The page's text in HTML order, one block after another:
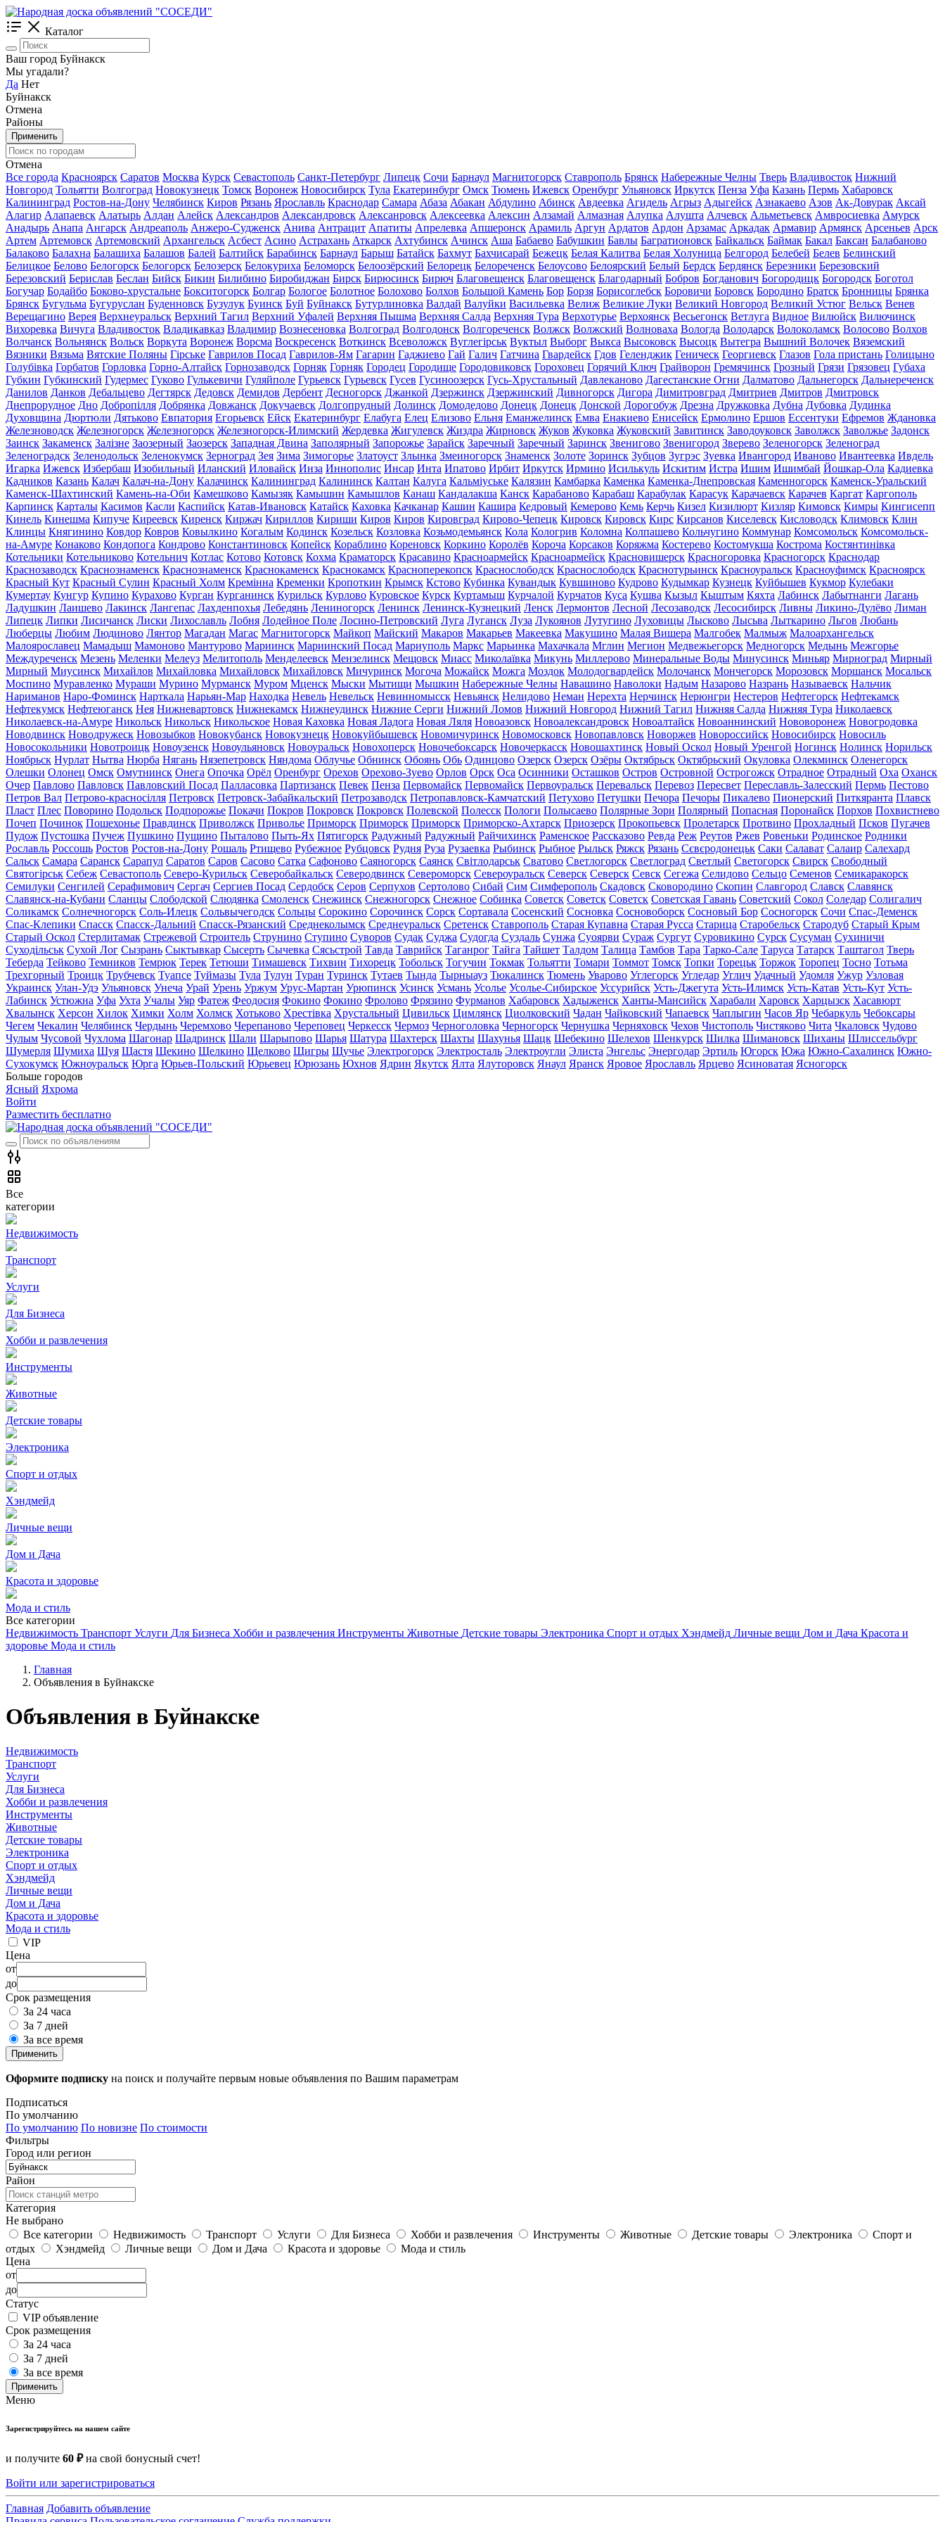
Каталог
Ваш город Буйнакск
Мы угадали?
Да Нет
Буйнакск
Отмена
Районы
Применить
Отмена
Все города Красноярск Саратов Москва Курск Севастополь Санкт-Петербург Липецк Сочи Барнаул Магнитогорск Ставрополь Брянск Набережные Челны Тверь Владивосток Нижний
Новгород Тольятти Волгоград Новокузнецк Томск Воронеж Новосибирск Тула Екатеринбург Омск Тюмень Ижевск Оренбург Ульяновск Иркутск Пенза Уфа Казань Пермь Хабаровск
Калининград Ростов-на-Дону Челябинск Киров Рязань Ярославль Краснодар Самара Абаза Абакан Абдулино Абинск Авдеевка Агидель Агрыз Адыгейск Азнакаево Азов Ак-Довурак Аксай
Алагир Алапаевск Алатырь Алдан Алейск Александров Александровск Алексанровск Алексеевка Алексин Алзамай Алмазная Алупка Алушта Алчевск Альметьевск Амвросиевка Амурск
Анадырь Анапа Ангарск Андреаполь Анжеро-Судженск Анива Антрацит Апатиты Апрелевка Апшеронск Арамиль Аргун Ардатов Ардон Арзамас Аркадак Армавир Армянск Арсеньев Арск
Артем Артемовск Артемовский Архангельск Асбест Асино Астрахань Аткарск Ахтубинск Ачинск Аша Бабаево Бабушкин Бавлы Багратионовск Байкальск Баймак Бакал Баксан Балабаново
Балаково Балахна Балашиха Балашов Балей Балтийск Барабинск Барнаул Барыш Батайск Бахмут Бахчисарай Бежецк Белая Калитва Белая Холуница Белгород Белебей Белев Белинский
Белицкое Белово Белогорск Белогорск Белозерск Белокуриха Беломорск Белоозёрский Белорецк Белореченск Белоусово Белоярский Белый Бердск Бердянск Березники Березовский
Березовский Берислав Беслан Бийск Бикин Билибино Биробиджан Бирск Бирюсинск Бирюч Благовещенск Благовещенск Благодарный Бобров Богданович Богородицк Богородск Боготол
Богучар Бодайбо Боково-хрустальне Бокситогорск Болгар Бологое Болотное Болохово Болхов Большой Камень Бор Борзя Борисоглебск Боровичи Боровск Бородино Братск Бронницы Брянка
Брянск Бугульма Бугуруслан Буденновск Бузулук Буинск Буй Буйнакск Бутурлиновка Валдай Валуйки Васильевка Велиж Великие Луки Великий Новгород Великий Устюг Вельск Венев
Верещагино Верея Верхнеуральск Верхний Тагил Верхний Уфалей Верхняя Пышма Верхняя Салда Верхняя Тура Верхотурье Верхоянск Весьегонск Ветлуга Видное Вилюйск Вилючинск
Вихоревка Вичуга Владивосток Владикавказ Владимир Вознесеновка Волгоград Волгодонск Волгореченск Волжск Волжский Волноваха Вологда Володарск Волоколамск Волосово Волхов
Волчанск Вольнянск Вольск Воркута Воронеж Ворсма Воскресенск Воткинск Всеволожск Вуглегірськ Вуктыл Выборг Выкса Высоковск Высоцк Вытегра Вышний Волочек Вяземский
Вязники Вязьма Вятские Поляны Гірське Гаврилов Посад Гаврилов-Ям Гагарин Гаджиево Гай Галич Гатчина Гвардейск Гдов Геленджик Геническ Георгиевск Глазов Гола пристань Голицыно
Голубівка Горбатов Горловка Горно-Алтайск Горнозаводск Горняк Горняк Городец Городище Городовиковск Гороховец Горячий Ключ Грайворон Гремячинск Грозный Грязи Грязовец Губаха
Губкин Губкинский Гудермес Гуково Гулькевичи Гуляйполе Гурьевск Гурьевск Гусев Гусиноозерск Гусь-Хрустальный Давлеканово Дагестанские Огни Далматово Дальнегорск Дальнереченск
Данилов Данков Дебальцево Дегтярск Дедовск Демидов Дербент Десногорск Джанкой Дзержинск Дзержинский Дивногорск Дигора Димитровград Дмитриев Дмитров Дмитровск
Днепрорудное Дно Добропілля Добрянка Довжанск Докучаевск Долгопрудный Долинск Домодедово Донецк Донецк Донской Дорогобуж Дрезна Дружковка Дубна Дубовка Дудинка
Духовщина Дюртюли Дятьково Евпатория Егорьевск Ейск Екатеринбург Елабуга Елец Елизово Ельня Еманжелинск Емва Енакиево Енисейск Ермолино Ершов Ессентуки Ефремов Ждановка
Железноводск Железногорск Железногорск Железногорск-Илимский Жердевка Жигулевск Жиздра Жирновск Жуков Жуковка Жуковский Завитинск Заводоуковск Заволжск Заволжье Задонск
Заинск Закаменск Залізне Заозерный Заозерск Западная Двина Заполярный Запорожье Зарайск Заречный Заречный Заринск Звенигово Звенигород Зверево Зеленогорск Зеленоград
Зеленоградск Зеленодольск Зеленокумск Зерноград Зея Зима Зимогорье Златоуст Злынка Змеиногорск Знаменск Золоте Зоринск Зубцов Зугрэс Зуевка Ивангород Иваново Ивантеевка Ивдель
Игарка Ижевск Избербаш Изобильный Иланский Иловайск Инза Иннополис Инсар Инта Ипатово Ирбит Иркутск Ирмино Исилькуль Искитим Истра Ишим Ишимбай Йошкар-Ола Кадиевка
Кадников Казань Калач Калач-на-Дону Калачинск Калининград Калининск Калтан Калуга Кальміуське Калязин Камбарка Каменка Каменка-Днепровская Каменногорск Каменск-Уральский
Каменск-Шахтинский Камень-на-Оби Камешково Камызяк Камышин Камышлов Канаш Кандалакша Канск Карабаново Карабаш Карабулак Карасук Карачаевск Карачев Каргат Каргополь
Карпинск Карталы Касимов Касли Каспийск Катав-Ивановск Катайск Каховка Качканар Кашин Кашира Кедровый Кемерово Кемь Керчь Кизел Кизилюрт Кизляр Кимовск Кимры Кингисепп
Кинель Кинешма Кипуче Киреевск Киренск Киржач Кириллов Кириши Киров Киров Кировград Кирово-Чепецк Кировск Кировск Кирс Кирсанов Киселевск Кисловодск Климовск Клин
Клинцы Княгинино Ковдор Ковров Ковылкино Когалым Кодинск Козельск Козловка Козьмодемьянск Кола Кологрив Коломна Колпашево Кольчугино Коммунар Комсомольск Комсомольск-
на-Амуре Конаково Кондопога Кондрово Константиновск Копейск Кораблино Кореновск Коркино Королёв Короча Корсаков Коряжма Костерево Костомукша Кострома Костянтинівка
Котельники Котельниково Котельнич Котлас Котово Котовск Кохма Краматорск Красавино Красноармейск Красноармейск Красновишерск Красногоровка Красногорск Краснодар
Краснозаводск Краснознаменск Краснознаменск Краснокаменск Краснокамск Красноперекопск Краснослободск Краснослободск Краснотурьинск Красноуральск Красноуфимск Красноярск
Красный Кут Красный Сулин Красный Холм Кремінна Кременки Кропоткин Крымск Кстово Кубинка Кувандык Кувшиново Кудрово Кудымкар Кузнецк Куйбышев Кукмор Кулебаки
Кумертау Кунгур Купино Курахово Курган Курганинск Курильск Курлово Куровское Курск Куртамыш Курчалой Курчатов Куса Кушва Кызыл Кыштым Кяхта Лабинск Лабытнанги Лагань
Ладушкин Лаишево Лакинск Лангепас Лахденпохья Лебедянь Лениногорск Ленинск Ленинск-Кузнецкий Ленск Лермонтов Лесной Лесозаводск Лесосибирск Ливны Ликино-Дулёво Лиман
Липецк Липки Лисичанск Лиски Лихославль Лобня Лодейное Поле Лосино-Петровский Луга Луганск Луза Лукоянов Лутугино Луховицы Лысково Лысьва Лыткарино Льгов Любань
Люберцы Любим Людиново Лянтор Магадан Магас Магнитогорск Майкоп Майский Макаров Макарьев Макеевка Макушино Малая Вишера Малгобек Малмыж Малоархангельск
Малоярославец Мамадыш Мамоново Мантурово Мариинск Мариинский Посад Мариуполь Маркс Марьинка Махачкала Мглин Мегион Медвежьегорск Медногорск Медынь Межгорье
Междуреченск Мезень Меленки Мелеуз Мелитополь Менделеевск Мензелинск Мещовск Миасс Миколаївка Микунь Миллерово Минеральные Воды Минусинск Миньяр Мирноград Мирный
Мирный Миусинск Михайлов Михайловка Михайловск Михайловск Мичуринск Могоча Можайск Можга Моздок Молодогвардейск Молочанск Мончегорск Морозовск Моршанск Мосальск
Моспино Муравленко Мураши Мурино Мурманск Муром Мценск Мыски Мытищи Мышкин Набережные Челны Навашино Наволоки Надым Назарово Назрань Называевск Нальчик
Нариманов Наро-Фоминск Нарткала Нарьян-Мар Находка Невель Невельск Невинномысск Невьянск Нелидово Неман Нерехта Нерчинск Нерюнгри Нестеров Нефтегорск Нефтекамск
Нефтекумск Нефтеюганск Нея Нижневартовск Нижнекамск Нижнеудинск Нижние Серги Нижний Ломов Нижний Новгород Нижний Тагил Нижняя Салда Нижняя Тура Николаевск
Николаевск-на-Амуре Никольск Никольск Никольское Новая Каховка Новая Ладога Новая Ляля Новоазовск Новоалександровск Новоалтайск Новоаннинский Нововоронеж Новогродовка
Новодвинск Новодружеск Новозыбков Новокубанск Новокузнецк Новокуйбышевск Новомичуринск Новомосковск Новопавловск Новоржев Новороссийск Новосибирск Новосиль
Новосокольники Новотроицк Новоузенск Новоульяновск Новоуральск Новохоперск Новочебоксарск Новочеркасск Новошахтинск Новый Оскол Новый Уренгой Ногинск Нолинск Норильск
Ноябрьск Нурлат Нытва Нюрба Нягань Нязепетровск Няндома Облучье Обнинск Обоянь Обь Одинцово Озерск Озерск Озёры Октябрьск Октябрьский Окуловка Олекминск Оленегорск
Олешки Олонец Омск Омутнинск Онега Опочка Орёл Оренбург Орехов Орехово-Зуево Орлов Орск Оса Осинники Осташков Остров Островной Острогожск Отрадное Отрадный Оха Оханск
Очер Павлово Павловск Павловский Посад Палласовка Партизанск Певек Пенза Первомайск Первомайск Первоуральск Перевальск Перевоз Пересвет Переславль-Залесский Пермь Пестово
Петров Вал Петрово-красносілля Петровск Петровск-Забайкальский Петрозаводск Петропавловск-Камчатский Петухово Петушки Печора Печоры Пикалево Пионерский Питкяранта Плавск
Пласт Плес Поворино Подольск Подпорожье Покачи Покров Покровск Покровск Полевской Полесск Пологи Полысаево Полярные Зори Полярный Попасная Поронайск Порхов Похвистнево
Почеп Починок Пошехонье Правдинск Приволжск Приволье Приморск Приморск Приморск Приморско-Ахтарск Приозерск Прокопьевск Пролетарск Протвино Прохладный Псков Пугачев
Пудож Пустошка Пучеж Пушкино Пущино Пыталово Пыть-Ях Пятигорск Радужный Радужный Райчихинск Раменское Рассказово Ревда Реж Реутов Ржев Ровеньки Родинское Родники
Рославль Россошь Ростов Ростов-на-Дону Рошаль Ртищево Рубежное Рубцовск Рудня Руза Рузаевка Рыбинск Рыбное Рыльск Ряжск Рязань Сєвєродонецьк Саки Салават Салаир Салехард
Сальск Самара Саранск Сарапул Саратов Саров Сасово Сатка Сафоново Саяногорск Саянск Світлодарськ Сватово Светлогорск Светлоград Светлый Светогорск Свирск Свободный
Святогірськ Себеж Севастополь Северо-Курильск Северобайкальск Северодвинск Североморск Североуральск Северск Северск Севск Сегежа Селидово Сельцо Семенов Семикаракорск
Семилуки Сенгилей Серафимович Сергач Сергиев Посад Сердобск Серов Серпухов Сертолово Сибай Сим Симферополь Скадовск Сковородино Скопин Славгород Славск Славянск
Славянск-на-Кубани Сланцы Слободской Слюдянка Смоленск Снежинск Снежногорск Снежное Собинка Советск Советск Советск Советская Гавань Советский Сокол Соледар Солигалич
Соликамск Солнечногорск Соль-Илецк Сольвычегодск Сольцы Сорокино Сорочинск Сорск Сортавала Сосенский Сосновка Сосновоборск Сосновый Бор Сосногорск Сочи Спас-Деменск
Спас-Клепики Спасск Спасск-Дальний Спасск-Рязанский Среднеколымск Среднеуральск Сретенск Ставрополь Старая Купавна Старая Русса Старица Старобельск Стародуб Старый Крым
Старый Оскол Стерлитамак Стрежевой Строитель Струнино Ступино Суворов Судак Суджа Судогда Суздаль Сунжа Суоярви Сураж Сургут Суровикино Сурск Сусуман Сухиничи
Суходільськ Сухой Лог Сызрань Сыктывкар Сысерть Сычевка Сясьстрой Тавда Таврийск Таганрог Тайга Тайшет Талдом Талица Тамбов Тара Тарко-Сале Таруса Татарск Таштагол Тверь
Теберда Тейково Темников Темрюк Терек Тетюши Тимашевск Тихвин Тихорецк Тобольск Тогучин Токмак Тольятти Томари Томмот Томск Топки Торецьк Торжок Торопец Тосно Тотьма
Трехгорный Троицк Трубчевск Туапсе Туймазы Тула Тулун Туран Туринск Тутаев Тында Тырныауз Тюкалинск Тюмень Уварово Углегорск Угледар Углич Удачный Удомля Ужур Узловая
Украинск Улан-Удэ Ульяновск Унеча Урай Урень Уржум Урус-Мартан Урюпинск Усинск Усмань Усолье Усолье-Сибирское Уссурийск Усть-Джегута Усть-Илимск Усть-Катав Усть-Кут Усть-
Лабинск Устюжна Уфа Ухта Учалы Уяр Фатеж Феодосия Фокино Фокино Фролово Фрязино Фурманов Хабаровск Хадыженск Ханты-Мансийск Харабали Харовск Харцызск Хасавюрт
Хвалынск Херсон Хилок Химки Холм Холмск Хотьково Хрестівка Хрустальный Цивильск Цимлянск Циолковский Чадан Чайковский Чапаевск Чаплыгин Часов Яр Чебаркуль Чебоксары
Чегем Чекалин Челябинск Чердынь Черемхово Черепаново Череповец Черкесск Чермоз Черноголовка Черногорск Чернушка Черняховск Чехов Чистополь Чистяково Чита Чкаловск Чудово
Чулым Чусовой Чухлома Шагонар Шадринск Шали Шарыпово Шарья Шатура Шахтерск Шахты Шахунья Шацк Шебекино Шелехов Шенкурск Шилка Шимановск Шиханы Шлиссельбург
Шумерля Шумиха Шуя Щастя Щекино Щелкино Щелково Щигры Щучье Электрогорск Электросталь Электроугли Элиста Энгельс Энергодар Эртиль Югорск Южа Южно-Сахалинск Южно-
Сухокумск Южноуральск Юрга Юрьев-Польский Юрьевец Юрюзань Юхнов Ядрин Якутск Ялта Ялуторовск Янаул Яранск Яровое Ярославль Ярцево Ясиноватая Ясногорск
Больше городов
Ясный Яхрома
Войти
Разместить бесплатно
Все
категории
Недвижимость
Транспорт
Услуги
Для Бизнеса
Хобби и развлечения
Инструменты
Животные
Детские товары
Электроника
Спорт и отдых
Хэндмейд
Личные вещи
Дом и Дача
Красота и здоровье
Мода и стиль
Все категории
Недвижимость Транспорт Услуги Для Бизнеса Хобби и развлечения Инструменты Животные Детские товары Электроника Спорт и отдых Хэндмейд Личные вещи Дом и Дача Красота и
здоровье Мода и стиль
Главная
Объявления в Буйнакске
Объявления в Буйнакске
Недвижимость
Транспорт
Услуги
Для Бизнеса
Хобби и развлечения
Инструменты
Животные
Детские товары
Электроника
Спорт и отдых
Хэндмейд
Личные вещи
Дом и Дача
Красота и здоровье
Мода и стиль
VIP
Цена
от
до
Срок размещения
За 24 часа
За 7 дней
За все время
Применить
Оформите подписку на поиск и получайте первым новые объявления по Вашим параметрам
Подписаться
По умолчанию
По умолчанию По новизне По стоимости
Фильтры
Город или регион
Район
Категория
Не выбрано
Все категории
Недвижимость Транспорт Услуги Для Бизнеса Хобби и развлечения Инструменты Животные Детские товары Электроника
Спорт и
отдых
Хэндмейд Личные вещи Дом и Дача Красота и здоровье
Мода и стиль
Цена
от
до
Статус
VIP объявление
Срок размещения
За 24 часа
За 7 дней
За все время
Применить
Меню
Зарегистрируйтесь на нашем сайте
и получите 60 ₽на свой бонусный счет!
Войти или зарегистрироваться
Главная Добавить объявление